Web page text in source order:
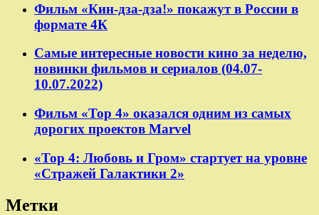
Фильм «Кин-дза-дза!» покажут в России в
формате 4К
Самые интересные новости кино за неделю,
новинки фильмов и сериалов (04.07-
10.07.2022)
Фильм «Тор 4» оказался одним из самых
дорогих проектов Marvel
«Тор 4: Любовь и Гром» стартует на уровне
«Стражей Галактики 2»
Метки